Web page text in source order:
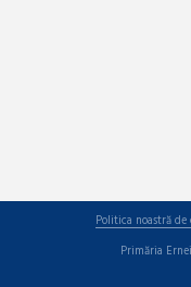
Politica noastră
Primăria